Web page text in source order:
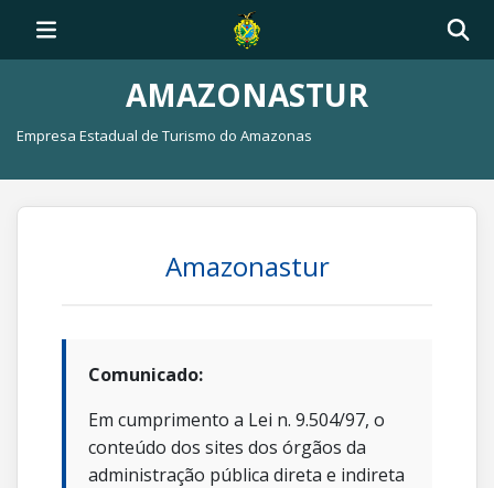
AMAZONASTUR
Empresa Estadual de Turismo do Amazonas
Amazonastur
Comunicado:
Em cumprimento a Lei n. 9.504/97, o
conteúdo dos sites dos órgãos da
administração pública direta e indireta